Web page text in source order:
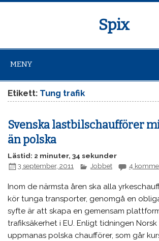
Spix
MENY
Etikett: Tung trafik
Svenska lastbilschaufförer
än polska
Lästid: 2 minuter, 34 sekunder
3 september, 2011
Jobbet 4
Inom de närmsta åren ska alla
kör tunga transporter, genomgå en
syfte är att skapa en gemensam
trafiksäkerhet i EU. Enligt tidningen
uppmanas polska chaufförer, som går